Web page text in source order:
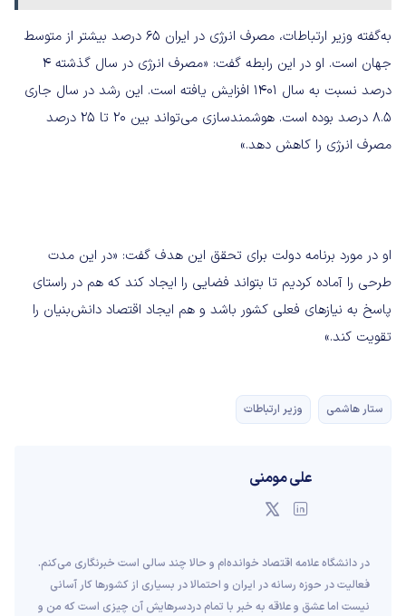
به‌گفته وزیر ارتباطات، مصرف انرژی در ایران ۶۵ درصد بیشتر از متوسط
جهان است. او در این رابطه گفت: «مصرف انرژی در سال گذشته ۴
درصد نسبت به سال ۱۴۰۱ افزایش یافته است. این رشد در سال جاری
۸.۵ درصد بوده است. هوشمندسازی می‌تواند بین ۲۰ تا ۲۵ درصد
مصرف انرژی را کاهش دهد.»
او در مورد برنامه دولت برای تحقق این هدف گفت:‌ «در این مدت
طرحی را آماده کردیم تا بتواند فضایی را ایجاد کند که هم در راستای
پاسخ به نیازهای فعلی کشور باشد و هم ایجاد اقتصاد دانش‌بنیان را
تقویت کند.»
ستار هاشمی وزیر ارتباطات
علی مومنی
در دانشگاه علامه اقتصاد خوانده‌ام و حالا چند سالی است خبرنگاری می‌کنم.
فعالیت در حوزه رسانه در ایران و احتمالا در بسیاری از کشورها کار آسانی
نیست اما عشق و علاقه به خبر با تمام دردسرهایش‌ آن چیزی است که من و